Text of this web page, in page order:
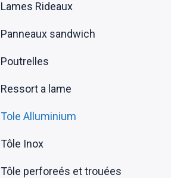
Lames Rideaux
Panneaux sandwich
Poutrelles
Ressort a lame
Tole Alluminium
Tôle Inox
Tôle perforeés et trouées